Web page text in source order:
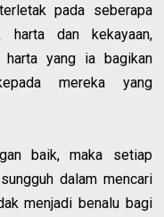
pada seberapa
harta dan kekayaan,
harta yang ia bagikan
mereka yang
baik, maka setiap
dalam mencari
menjadi benalu bagi